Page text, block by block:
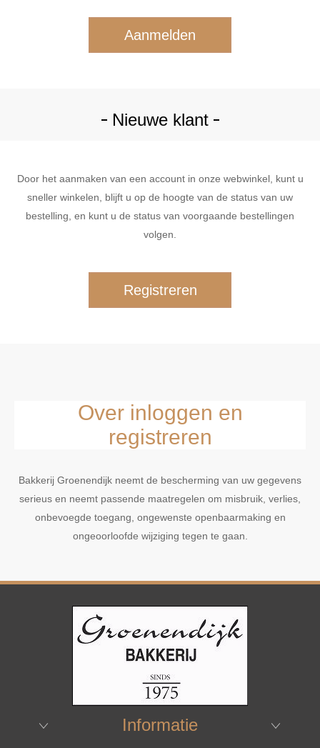
Nieuwe klant
Door het aanmaken van een account in onze webwinkel, kunt u
sneller winkelen, blijft u op de hoogte van de status van uw
bestelling, en kunt u de status van voorgaande bestellingen
volgen.
Over inloggen en
registreren
Bakkerij Groenendijk neemt de bescherming van uw gegevens
serieus en neemt passende maatregelen om misbruik, verlies,
onbevoegde toegang, ongewenste openbaarmaking en
ongeoorloofde wijziging tegen te gaan.
Informatie